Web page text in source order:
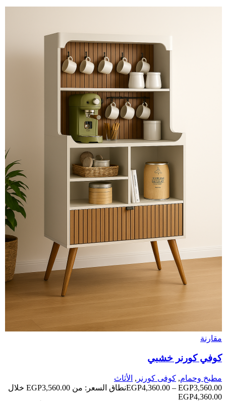
مقارنة
كوفي كورنر خشبي
مطبخ وحمام, كوفى كورنر , الأثاث
EGP3,560.00
–
EGP4,360.00
نطاق السعر: من ⁦EGP3,560.00⁩ خلال